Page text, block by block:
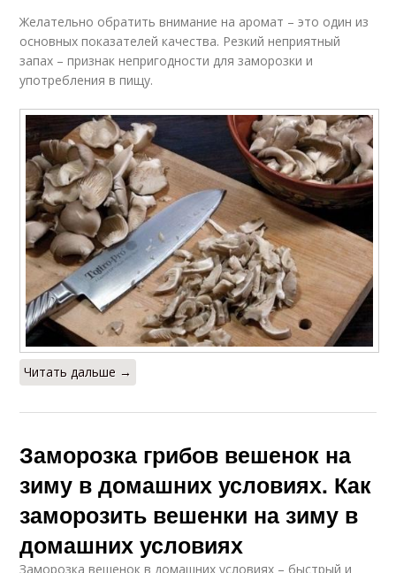
Желательно обратить внимание на аромат – это один из
основных показателей качества. Резкий неприятный
запах – признак непригодности для заморозки и
употребления в пищу.
Читать дальше →
Заморозка грибов вешенок на
зиму в домашних условиях. Как
заморозить вешенки на зиму в
домашних условиях
Заморозка вешенок в домашних условиях – быстрый и